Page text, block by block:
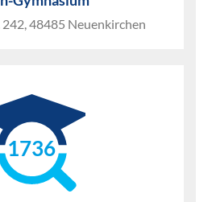
48485 Neuenkirchen
1736